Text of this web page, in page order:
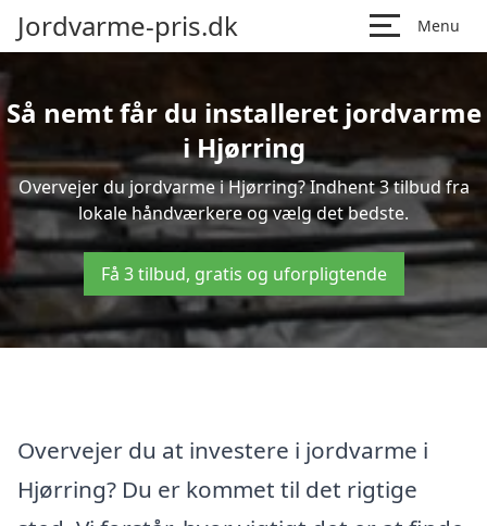
Jordvarme-pris.dk Menu
Så nemt får du installeret jordvarme
i Hjørring
Overvejer du jordvarme i Hjørring? Indhent 3 tilbud fra
lokale håndværkere og vælg det bedste.
Få 3 tilbud, gratis og uforpligtende
Overvejer du at investere i jordvarme i
Hjørring? Du er kommet til det rigtige